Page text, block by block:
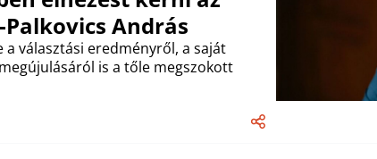
András
választási eredményről, a saját
is a tőle megszokott